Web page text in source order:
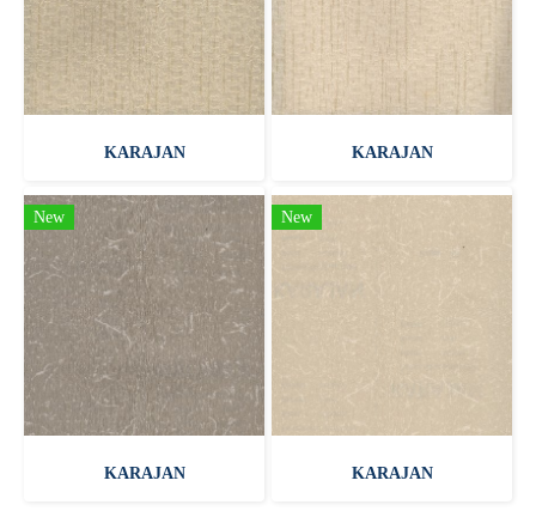
KARAJAN KARAJAN
New
KARAJAN
New
KARAJAN